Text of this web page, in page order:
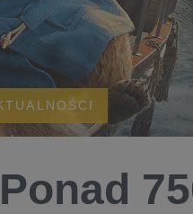
Ponad